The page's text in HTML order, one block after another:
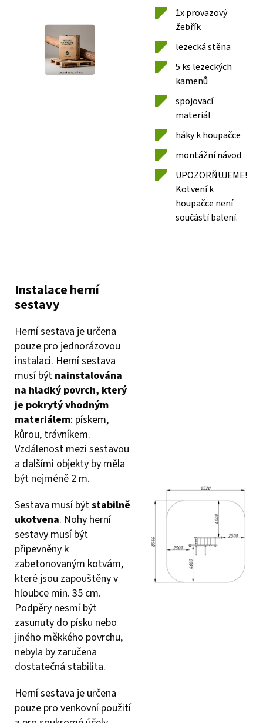
1x provazový
žebřík
lezecká stěna
5 ks lezeckých
kamenů
spojovací
materiál
háky k houpačce
montážní návod
UPOZORŇUJEME!
Kotvení k
houpačce není
součástí balení.
Instalace herní
sestavy
Herní sestava je určena
pouze pro jednorázovou
instalaci. Herní sestava
musí být nainstalována
na hladký povrch, který
je pokrytý vhodným
materiálem: pískem,
kůrou, trávníkem.
Vzdálenost mezi sestavou
a dalšími objekty by měla
být nejméně 2 m.
Sestava musí býtstabilně
ukotvena. Nohy herní
sestavy musí být
připevněny k
zabetonovaným kotvám,
které jsou zapouštěny v
hloubce min. 35 cm.
Podpěry nesmí být
zasunuty do písku nebo
jiného měkkého povrchu,
nebyla by zaručena
dostatečná stabilita.
Herní sestava je určena
pouze pro venkovní použití